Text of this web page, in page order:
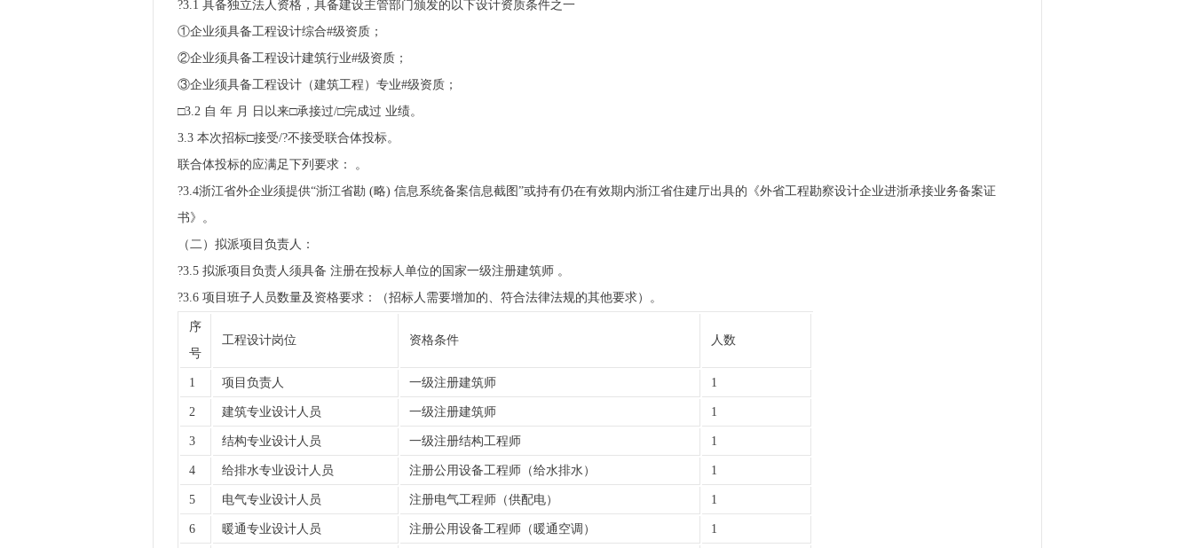
?3.1 具备独立法人资格，具备建设主管部门颁发的以下设计资质条件之一
①企业须具备工程设计综合#级资质；
②企业须具备工程设计建筑行业#级资质；
③企业须具备工程设计（建筑工程）专业#级资质；
□3.2 自 年 月 日以来□承接过/□完成过 业绩。
3.3 本次招标□接受/?不接受联合体投标。
联合体投标的应满足下列要求： 。
?3.4浙江省外企业须提供“浙江省勘 (略) 信息系统备案信息截图”或持有仍在有效期内浙江省住建厅出具的《外省工程勘察设计企业进浙承接业务备案证
书》。
（二）拟派项目负责人：
?3.5 拟派项目负责人须具备 注册在投标人单位的国家一级注册建筑师 。
?3.6 项目班子人员数量及资格要求： （招标人需要增加的、符合法律法规的其他要求） 。
序
号
工程设计岗位 资格条件 人数
1 项目负责人 一级注册建筑师 1
2 建筑专业设计人员 一级注册建筑师 1
3 结构专业设计人员 一级注册结构工程师 1
4 给排水专业设计人员 注册公用设备工程师（给水排水） 1
5 电气专业设计人员 注册电气工程师（供配电） 1
6 暖通专业设计人员 注册公用设备工程师（暖通空调） 1